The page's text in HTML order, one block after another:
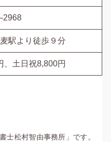
駅より徒歩９分
、土日祝8,800円
士松村智由事務所」です。